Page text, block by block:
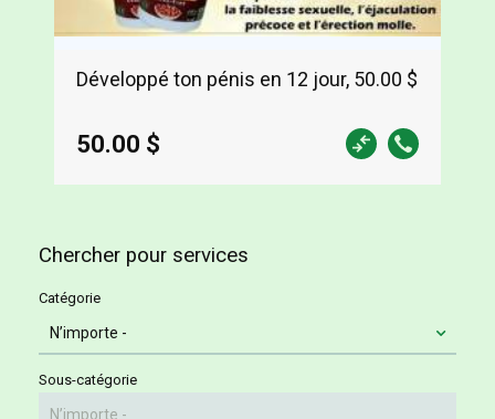
Développé ton pénis en 12 jour, 50.00 $
50.00 $
Chercher pour services
Catégorie
Sous-catégorie